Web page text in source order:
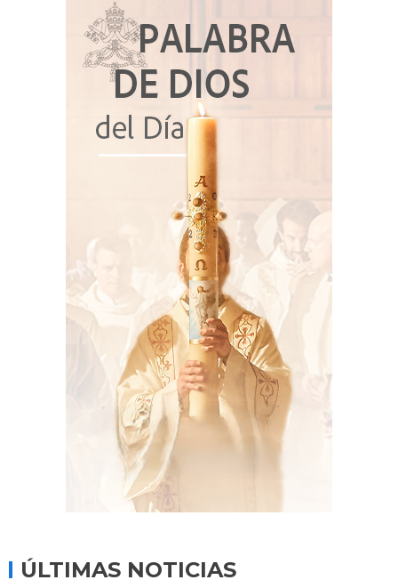
ÚLTIMAS NOTICIAS